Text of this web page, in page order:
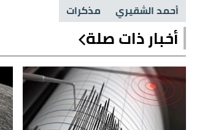
أحمد الشقيري مذكرات
أخبار ذات صلة